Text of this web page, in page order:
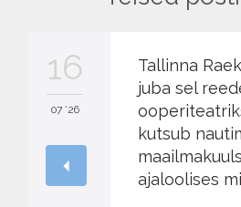
16
07 '26
Tallinna
juba sel
kutsub
ajaloolises